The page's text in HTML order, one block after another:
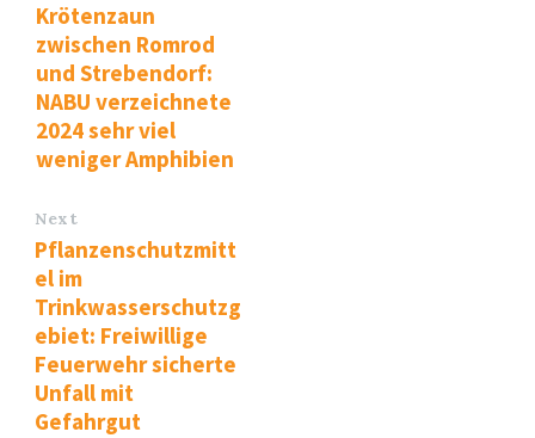
Krötenzaun
zwischen Romrod
und Strebendorf:
NABU verzeichnete
2024 sehr viel
weniger Amphibien
Next
Pflanzenschutzmitt
el im
Trinkwasserschutzg
ebiet: Freiwillige
Feuerwehr sicherte
Unfall mit
Gefahrgut